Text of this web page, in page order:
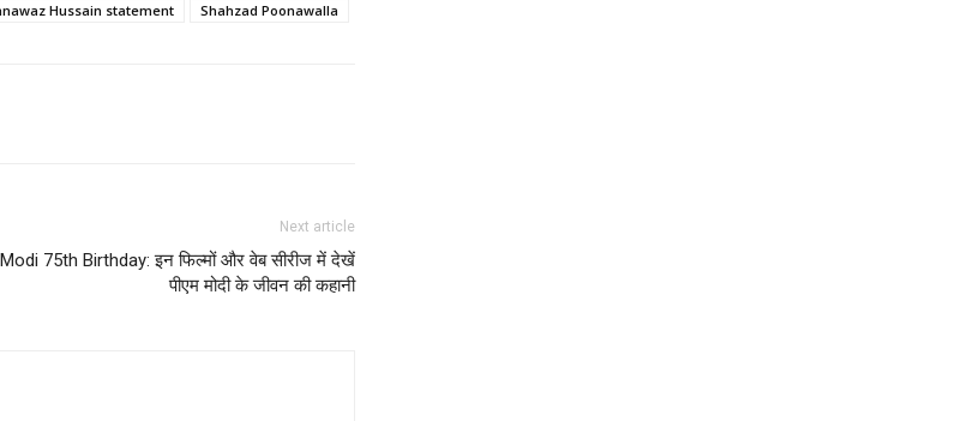
Hussain statement Shahzad Poonawalla
Next article
75th Birthday: इन फिल्मों और वेब सीरीज में देखें
पीएम मोदी के जीवन की कहानी